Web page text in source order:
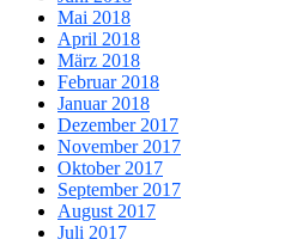
Mai 2018
April 2018
März 2018
Februar 2018
Januar 2018
Dezember 2017
November 2017
Oktober 2017
September 2017
August 2017
Juli 2017